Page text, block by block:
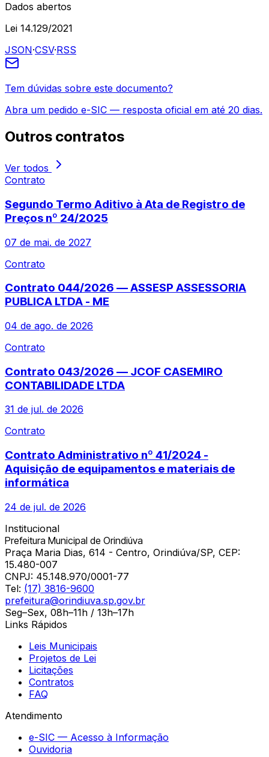
Dados abertos
Lei 14.129/2021
JSON·CSV·RSS
Tem dúvidas sobre este documento?
Abra um pedido e-SIC — resposta oficial em até 20 dias.
Outros contratos
Ver todos
Contrato
Segundo Termo Aditivo à Ata de Registro de
Preços nº 24/2025
07 de mai. de 2027
Contrato
Contrato 044/2026 — ASSESP ASSESSORIA
PUBLICA LTDA - ME
04 de ago. de 2026
Contrato
Contrato 043/2026 — JCOF CASEMIRO
CONTABILIDADE LTDA
31 de jul. de 2026
Contrato
Contrato Administrativo nº 41/2024 -
Aquisição de equipamentos e materiais de
informática
24 de jul. de 2026
Institucional
Prefeitura Municipal de Orindiúva
Praça Maria Dias, 614 - Centro, Orindiúva/SP, CEP:
15.480-007
CNPJ: 45.148.970/0001-77
Tel: (17) 3816-9600
prefeitura@orindiuva.sp.gov.br
Seg–Sex, 08h–11h / 13h–17h
Links Rápidos
Leis Municipais
Projetos de Lei
Licitações
Contratos
FAQ
Atendimento
e-SIC — Acesso à Informação
Ouvidoria